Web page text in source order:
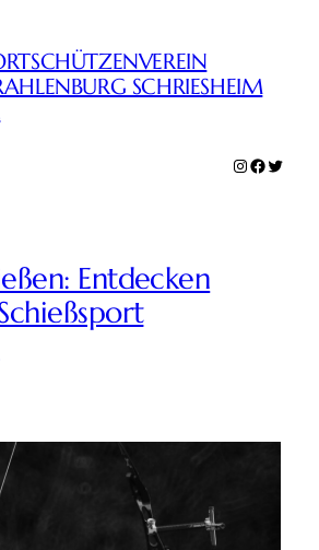
SCHRIESHEIM
Instagram
Entdecken